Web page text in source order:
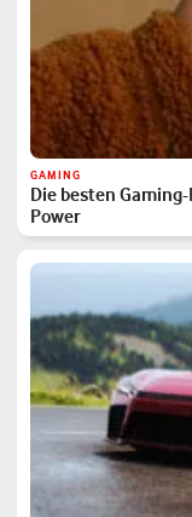
GAMING
Die besten
Power